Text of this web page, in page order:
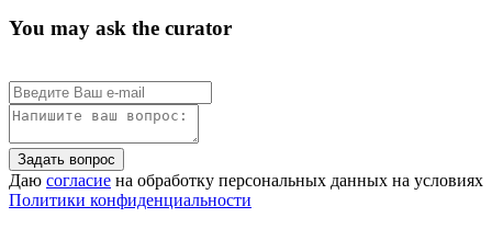
You may ask the curator
Задать вопрос
Даю согласие на обработку персональных данных на условиях
Политики конфиденциальности